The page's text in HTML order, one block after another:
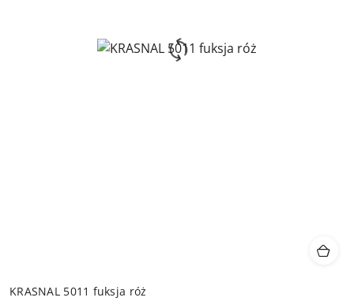
KRASNAL 5011 fuksja róż